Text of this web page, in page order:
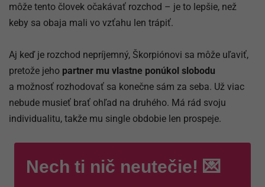
môže tento človek očakávať rozchod – je to lepšie, než
keby sa obaja mali vo vzťahu len trápiť.
Aj keď je rozchod nepríjemný, Škorpiónovi sa môže uľaviť,
pretože jeho partner mu vlastne ponúkol slobodu
a možnosť rozhodovať sa konečne sám za seba. Už viac
nebude musieť brať ohľad na druhého. Má rád svoju
individualitu, takže mu single obdobie len prospeje.
Nech ti nič neutečie! 💌